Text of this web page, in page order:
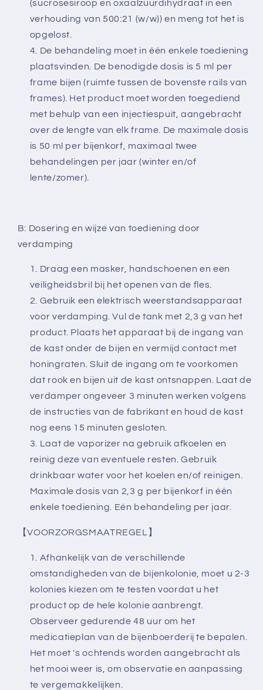
(sucrosesiroop en oxaalzuurdihydraat in een
verhouding van 500:21 (w/w)) en meng tot het is
opgelost.
De behandeling moet in één enkele toediening
plaatsvinden. De benodigde dosis is 5 ml per
frame bijen (ruimte tussen de bovenste rails van
frames). Het product moet worden toegediend
met behulp van een injectiespuit, aangebracht
over de lengte van elk frame. De maximale dosis
is 50 ml per bijenkorf, maximaal twee
behandelingen per jaar (winter en/of
lente/zomer).
B: Dosering en wijze van toediening door
verdamping
Draag een masker, handschoenen en een
veiligheidsbril bij het openen van de fles.
Gebruik een elektrisch weerstandsapparaat
voor verdamping. Vul de tank met 2,3 g van het
product. Plaats het apparaat bij de ingang van
de kast onder de bijen en vermijd contact met
honingraten. Sluit de ingang om te voorkomen
dat rook en bijen uit de kast ontsnappen. Laat de
verdamper ongeveer 3 minuten werken volgens
de instructies van de fabrikant en houd de kast
nog eens 15 minuten gesloten.
Laat de vaporizer na gebruik afkoelen en
reinig deze van eventuele resten. Gebruik
drinkbaar water voor het koelen en/of reinigen.
Maximale dosis van 2,3 g per bijenkorf in één
enkele toediening. Eén behandeling per jaar.
【VOORZORGSMAATREGEL】
Afhankelijk van de verschillende
omstandigheden van de bijenkolonie, moet u 2-3
kolonies kiezen om te testen voordat u het
product op de hele kolonie aanbrengt.
Observeer gedurende 48 uur om het
medicatieplan van de bijenboerderij te bepalen.
Het moet 's ochtends worden aangebracht als
het mooi weer is, om observatie en aanpassing
te vergemakkelijken.